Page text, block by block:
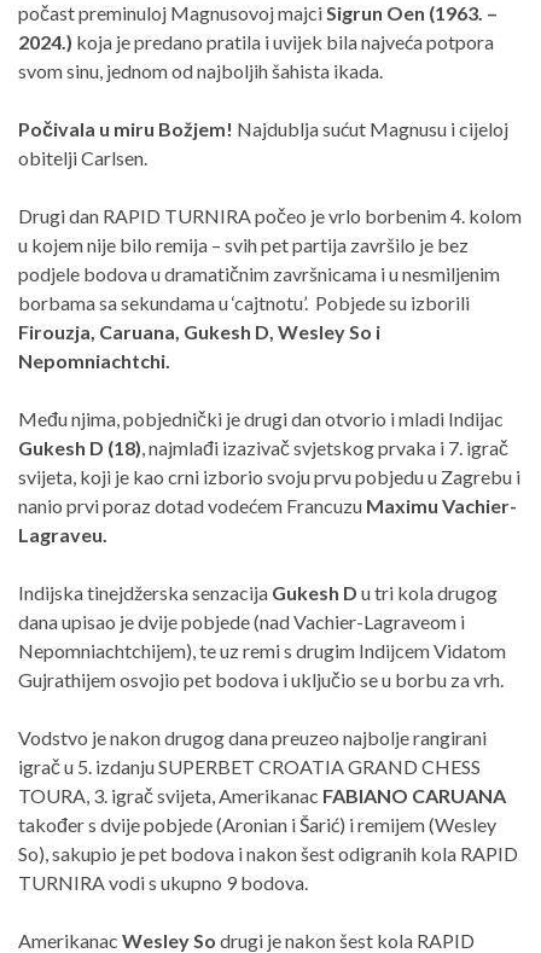
počast preminuloj Magnusovoj majciSigrun Oen (1963. –
2024.) koja je predano pratila i uvijek bila najveća potpora
svom sinu, jednom od najboljih šahista ikada.
Počivala u miru Božjem! Najdublja sućut Magnusu i cijeloj
obitelji Carlsen.
Drugi dan RAPID TURNIRA počeo je vrlo borbenim 4. kolom
u kojem nije bilo remija – svih pet partija završilo je bez
podjele bodova u dramatičnim završnicama i u nesmiljenim
borbama sa sekundama u ‘cajtnotu’. Pobjede su izborili
Firouzja, Caruana, Gukesh D, Wesley So i
Nepomniachtchi.
Među njima, pobjednički je drugi dan otvorio i mladi Indijac
Gukesh D (18), najmlađi izazivač svjetskog prvaka i 7. igrač
svijeta, koji je kao crni izborio svoju prvu pobjedu u Zagrebu i
nanio prvi poraz dotad vodećem Francuzu Maximu Vachier-
Lagraveu.
Indijska tinejdžerska senzacija Gukesh D u tri kola drugog
dana upisao je dvije pobjede (nad Vachier-Lagraveom i
Nepomniachtchijem), te uz remi s drugim Indijcem Vidatom
Gujrathijem osvojio pet bodova i uključio se u borbu za vrh.
Vodstvo je nakon drugog dana preuzeo najbolje rangirani
igrač u 5. izdanju SUPERBET CROATIA GRAND CHESS
TOURA, 3. igrač svijeta, Amerikanac FABIANO CARUANA
također s dvije pobjede (Aronian i Šarić) i remijem (Wesley
So), sakupio je pet bodova i nakon šest odigranih kola RAPID
TURNIRA vodi s ukupno 9 bodova.
Amerikanac Wesley So drugi je nakon šest kola RAPID